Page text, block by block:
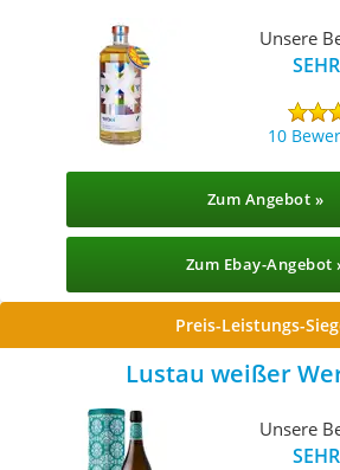
Unsere
10
Zum Angebot »
Zum Ebay-Angebot
Preis-Leistungs-
Lustau weißer
Unsere